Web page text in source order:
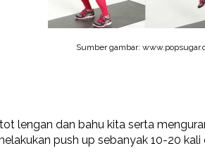
Sumber gambar:
lengan dan bahu kita serta
push up sebanyak 10-20